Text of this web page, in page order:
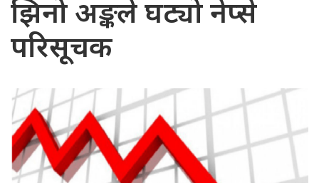
झिनो अङ्कले घट्यो नेप्से
परिसूचक